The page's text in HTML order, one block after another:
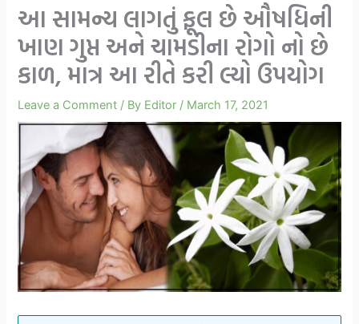
આ સામન્ય લાગતું ફૂલ છે ઔષધિની
ખાણ ગુપ્ત અને ચામડીના રોગો નો છે
કાળ, માત્ર આ રીતે કરી લ્યો ઉપયોગ
Leave a Comment / By Editor / March 17, 2021